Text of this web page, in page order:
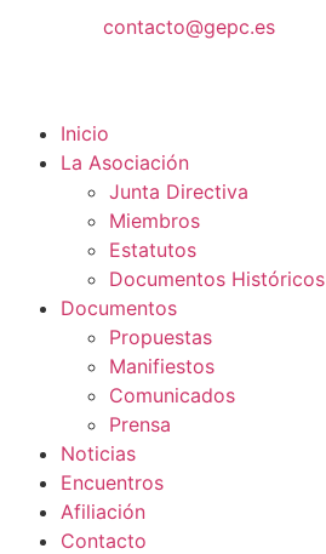
contacto@gepc.es
Inicio
La Asociación
Junta Directiva
Miembros
Estatutos
Documentos Históricos
Documentos
Propuestas
Manifiestos
Comunicados
Prensa
Noticias
Encuentros
Afiliación
Contacto